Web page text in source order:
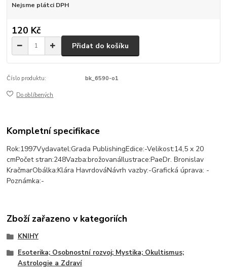
Nejsme plátci DPH
120 Kč
Přidat do košíku
Číslo produktu: bk_6590-o1
Do oblíbených
Kompletní specifikace
Rok:1997Vydavatel:Grada PublishingEdice:-Velikost:14,5 x 20
cmPočet stran:248Vazba:brožovanáIlustrace:PaeDr. Bronislav
KračmarObálka:Klára HavrdováNávrh vazby:-Grafická úprava: -
Poznámka:-
Zboží zařazeno v kategoriích
KNIHY
Esoterika; Osobnostní rozvoj; Mystika; Okultismus;
Astrologie a Zdraví